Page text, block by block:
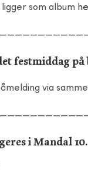
som album
festmiddag på
via
i Mandal